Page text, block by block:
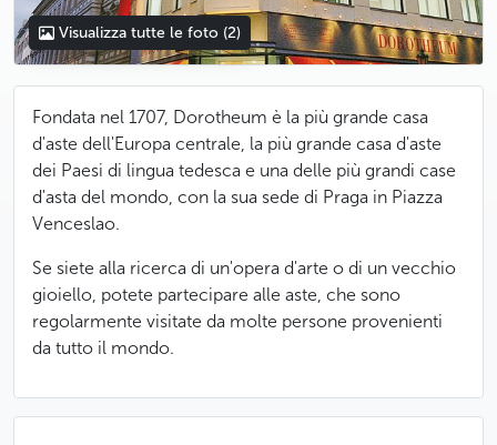
Visualizza tutte le foto (2)
Fondata nel 1707, Dorotheum è la più grande casa
d'aste dell'Europa centrale, la più grande casa d'aste
dei Paesi di lingua tedesca e una delle più grandi case
d'asta del mondo, con la sua sede di Praga in Piazza
Venceslao.
Se siete alla ricerca di un'opera d'arte o di un vecchio
gioiello, potete partecipare alle aste, che sono
regolarmente visitate da molte persone provenienti
da tutto il mondo.